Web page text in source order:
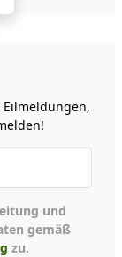
gemäß
zu.